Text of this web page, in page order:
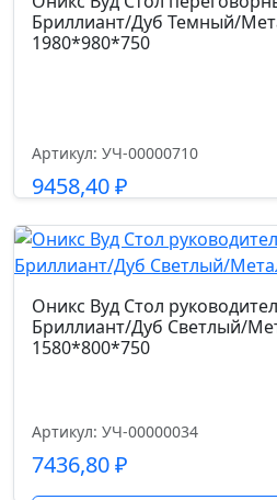
Высота от пола до сиденья
65
Бриллиант/Дуб Темный/
1980*980*750
Артикул: УЧ-00000710
9458,40₽
Оникс Вуд Стол
Бриллиант/Дуб Светлый/
1580*800*750
Артикул: УЧ-00000034
7436,80₽